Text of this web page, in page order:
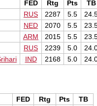
FED Rtg Pts
TB
RUS 2287 5.5
NED 2070 5.5
ARM 2015 5.5
RUS 2239 5.0
IND 2168 5.0
FED Rtg Pts
TB